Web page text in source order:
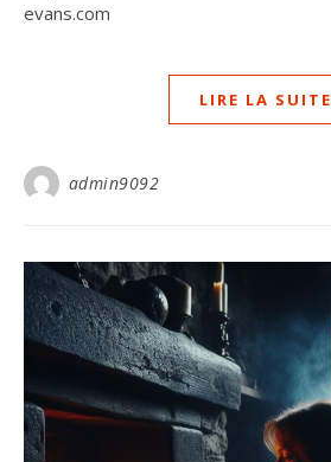
evans.com
LIRE LA SUITE
admin9092